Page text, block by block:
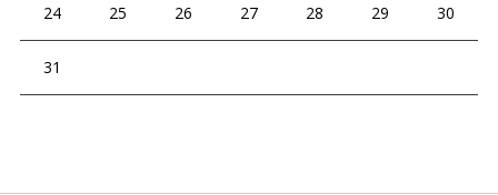
24 25 26 27 28 29 30
31